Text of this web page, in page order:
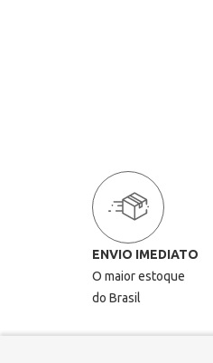
ENVIO IMEDIATO
O maior estoque
do Brasil